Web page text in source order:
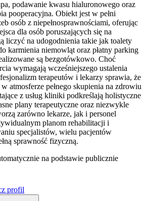
podawanie kwasu hialuronowego oraz
pooperacyjna. Obiekt jest w pełni
osób z niepełnosprawnościami, oferując
dla osób poruszających się na
liczyć na udogodnienia takie jak toalety
karmienia niemowląt oraz płatny parking
są bezgotówkowo. Choć
wymagają wcześniejszego ustalenia
terapeutów i lekarzy sprawia, że
atmosferze pełnego skupienia na zdrowiu
z usług kliniki podkreślają holistyczne
plany terapeutyczne oraz niezwykle
zarówno lekarze, jak i personel
planom rehabilitacji i
specjalistów, wielu pacjentów
sprawność fizyczną.
na podstawie publicznie
profil